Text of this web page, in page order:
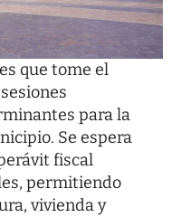
que tome el
para la
Se espera
fiscal
permitiendo
vivienda y